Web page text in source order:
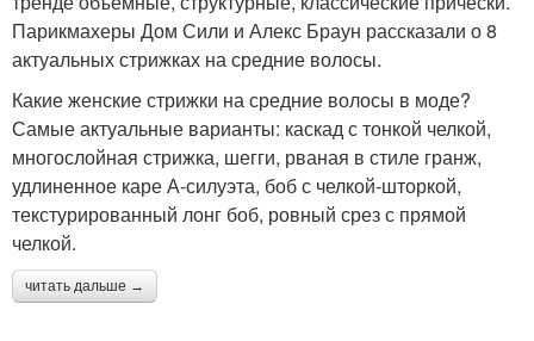
Парикмахеры Дом Сили и Алекс Браун рассказали о 8
актуальных стрижках на средние волосы.
Какие женские стрижки на средние волосы в моде?
Самые актуальные варианты: каскад с тонкой челкой,
многослойная стрижка, шегги, рваная в стиле гранж,
удлиненное каре А-силуэта, боб с челкой-шторкой,
текстурированный лонг боб, ровный срез с прямой
челкой.
читать дальше →